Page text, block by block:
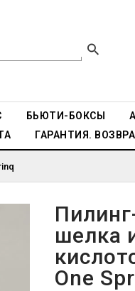
БЬЮТИ-БОКСЫ
ГАРАНТИЯ.
шелка
One